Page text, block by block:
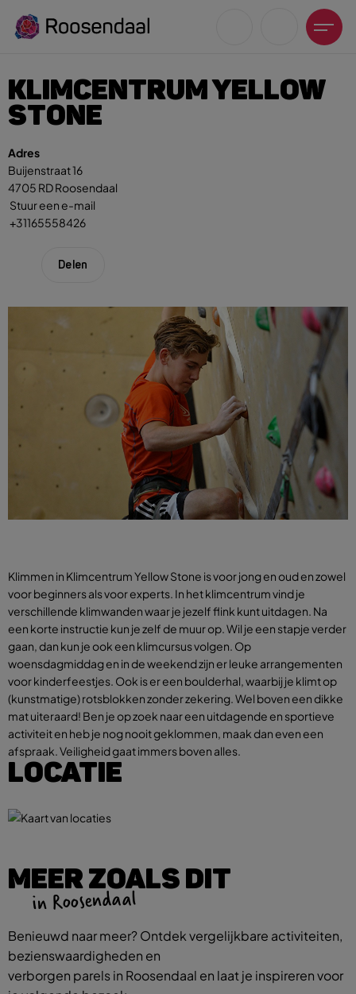
Zoeksuggesties
UITagenda
Wandelen
Winkeltijden en koopzondagen
KLIMCENTRUM YELLOW
STONE
Adres
Buijenstraat 16
4705 RD Roosendaal
Stuur een e-mail
+31165558426
Delen
Klimmen in Klimcentrum Yellow Stone is voor jong en oud en zowel
voor beginners als voor experts. In het klimcentrum vind je
verschillende klimwanden waar je jezelf flink kunt uitdagen. Na
een korte instructie kun je zelf de muur op. Wil je een stapje verder
gaan, dan kun je ook een klimcursus volgen. Op
woensdagmiddag en in de weekend zijn er leuke arrangementen
voor kinderfeestjes. Ook is er een boulderhal, waarbij je klimt op
(kunstmatige) rotsblokken zonder zekering. Wel boven een dikke
mat uiteraard! Ben je op zoek naar een uitdagende en sportieve
activiteit en heb je nog nooit geklommen, maak dan even een
afspraak. Veiligheid gaat immers boven alles.
LOCATIE
MEER ZOALS DIT
in Roosendaal
Benieuwd naar meer? Ontdek vergelijkbare activiteiten,
bezienswaardigheden en
verborgen parels in Roosendaal en laat je inspireren voor